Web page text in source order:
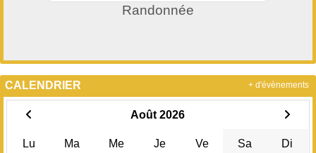
Randonnée
CALENDRIER
Août 2026
Lu Ma Me Je Ve Sa Di
+ d'évènements